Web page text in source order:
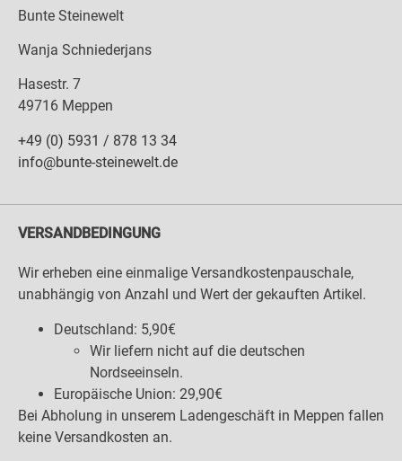
Bunte Steinewelt
Wanja Schniederjans
Hasestr. 7
49716 Meppen
+49 (0) 5931 / 878 13 34
info@bunte-steinewelt.de
VERSANDBEDINGUNG
Wir erheben eine einmalige Versandkostenpauschale,
unabhängig von Anzahl und Wert der gekauften Artikel.
Deutschland: 5,90€
Wir liefern nicht auf die deutschen
Nordseeinseln.
Europäische Union: 29,90€
Bei Abholung in unserem Ladengeschäft in Meppen fallen
keine Versandkosten an.